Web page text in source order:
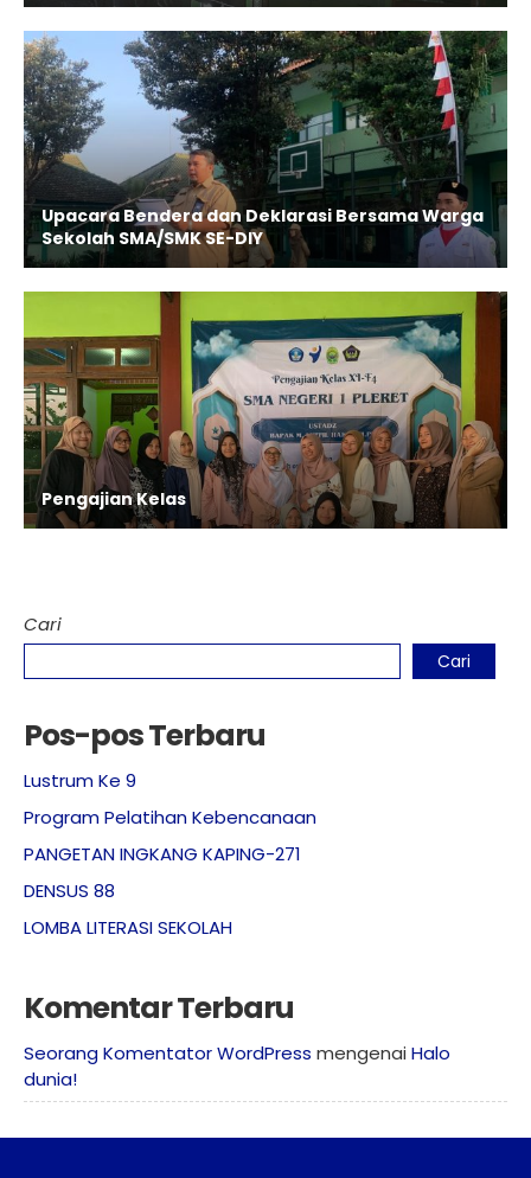
Upacara Bendera dan Deklarasi Bersama Warga
Sekolah SMA/SMK SE-DIY
Pengajian Kelas
Cari
Cari
Pos-pos Terbaru
Lustrum Ke 9
Program Pelatihan Kebencanaan
PANGETAN INGKANG KAPING-271
DENSUS 88
LOMBA LITERASI SEKOLAH
Komentar Terbaru
Seorang Komentator WordPress mengenai Halo
dunia!